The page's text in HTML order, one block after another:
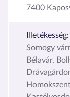
7400
Illetékesség:
Somogy
Bélavár,